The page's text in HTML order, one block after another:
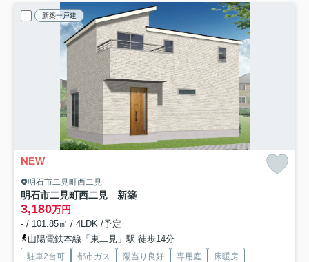
新築一戸建
NEW
明石市二見町西二見
明石市二見町西二見 新築
3,180万円
- / 101.85㎡ / 4LDK /予定
山陽電鉄本線「東二見」駅 徒歩14分
駐車2台可 都市ガス 陽当り良好 専用庭
床暖房